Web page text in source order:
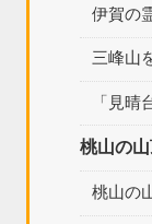
伊賀の
三峰山
「見晴
桃山の
桃山の